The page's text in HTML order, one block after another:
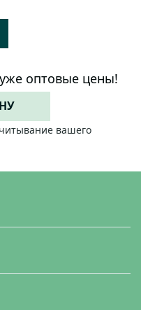
оптовые цены!
вашего